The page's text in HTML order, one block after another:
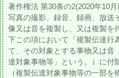
著作権法 第30条の2(2020年10月
写真の撮影、録音、録画、放送
像又は音を複製し、又は複製を
下この項において「複製伝達行
て、その対象とする事物又は音
達対象事物等」という。）に付
（複製伝達対象事物等の一部